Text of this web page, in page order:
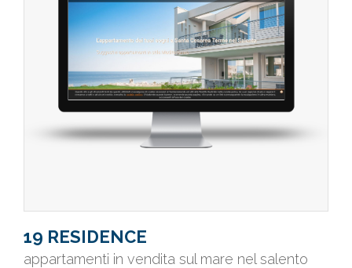
19 RESIDENCE
appartamenti in vendita sul mare nel salento